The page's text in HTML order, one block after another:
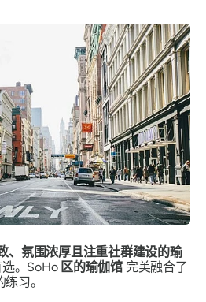
、氛围浓厚且注重社群建设的瑜
。SoHo 区的瑜伽馆 完美融合了
习。